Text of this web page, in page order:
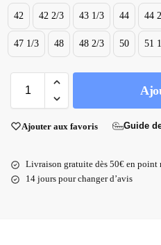
42 42 2/3 43 1/3 44 44
47 1/3 48 48 2/3 50 51
Ajouter aux favoris Guide
Livraison gratuite dès 50€ en
14 jours pour changer d’avis